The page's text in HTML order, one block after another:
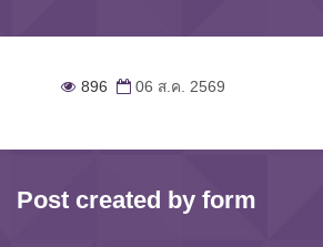
896 06 ส.ค. 2569
Post created by form